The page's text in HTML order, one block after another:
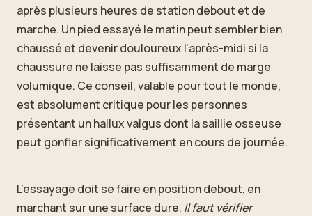
après plusieurs heures de station debout et de
marche. Un pied essayé le matin peut sembler bien
chaussé et devenir douloureux l’après-midi si la
chaussure ne laisse pas suffisamment de marge
volumique. Ce conseil, valable pour tout le monde,
est absolument critique pour les personnes
présentant un hallux valgus dont la saillie osseuse
peut gonfler significativement en cours de journée.
L’essayage doit se faire en position debout, en
marchant sur une surface dure. Il faut vérifier